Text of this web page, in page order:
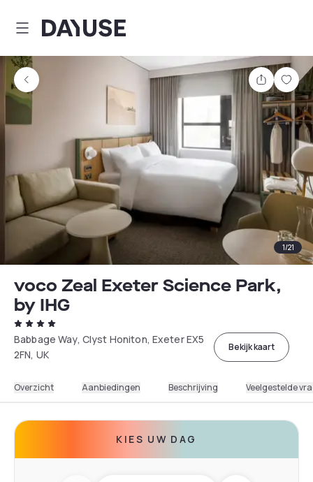
Dayuse
Delen
1/21
voco Zeal Exeter Science Park,
by IHG
Babbage Way, Clyst Honiton, Exeter EX5
2FN, UK
Bekijk kaart
Overzicht Aanbiedingen Beschrijving Veelgestelde
KIES UW DAG